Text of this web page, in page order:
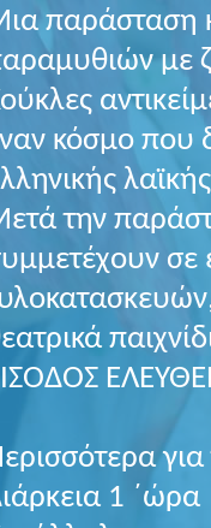
παράσταση
με
κόσμο που
την
σε
1 ΄ώρα